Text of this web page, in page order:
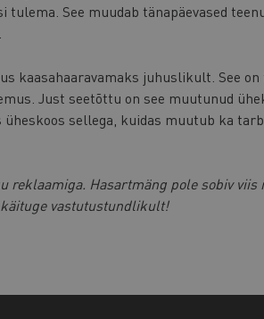
See muudab tänapäevased
kaasahaaravamaks juhuslikult. See on
Just seetõttu on see muutunud
üheskoos sellega, kuidas muutub ka
reklaamiga. Hasartmäng pole sobiv
vastutustundlikult!